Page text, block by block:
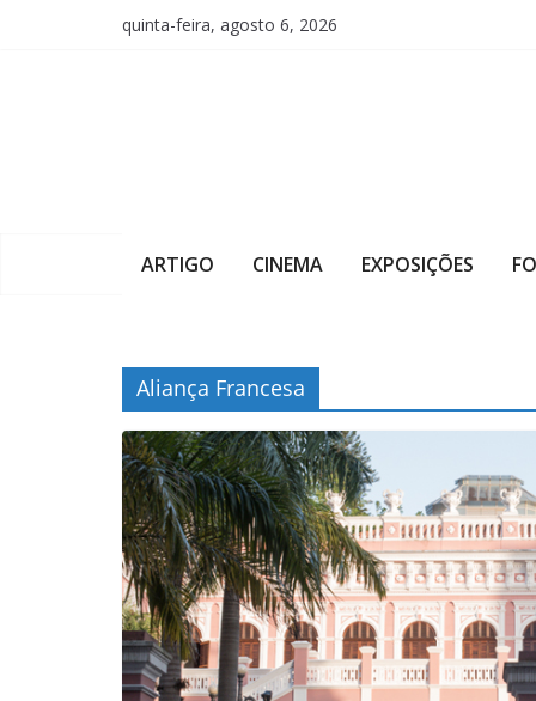
quinta-feira, agosto 6, 2026
ARTIGO CINEMA EXPOSIÇÕES
Aliança Francesa